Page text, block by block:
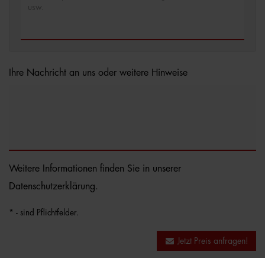
Ihre Nachricht an uns oder weitere Hinweise
Weitere Informationen finden Sie in unserer
Datenschutzerklärung.
* - sind Pflichtfelder.
Jetzt Preis anfragen!